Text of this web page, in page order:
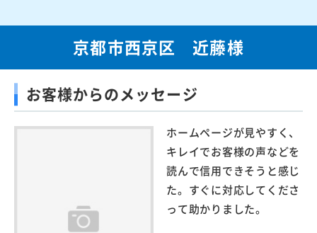
京都市西京区 近藤様
お客様からのメッセージ
ホームページが見やすく、
キレイでお客様の声などを
読んで信用できそうと感じ
た。すぐに対応してくださ
って助かりました。